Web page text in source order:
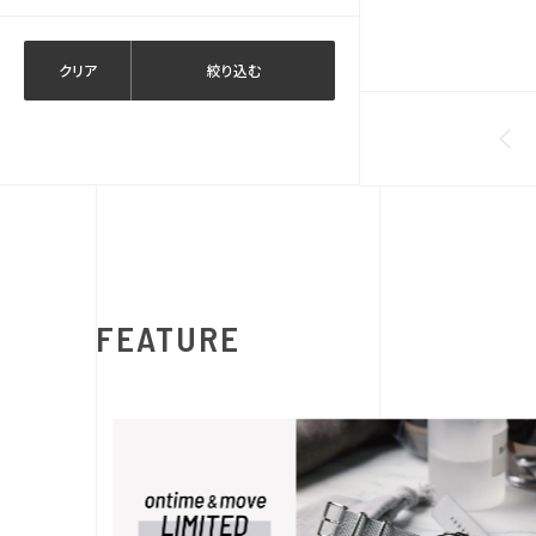
クリア 絞り込む
FEATURE